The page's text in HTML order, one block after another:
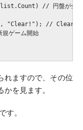
// 円盤が全部
// Clear!と
ゲーム開始
れますので、その位
を見ます。
す。